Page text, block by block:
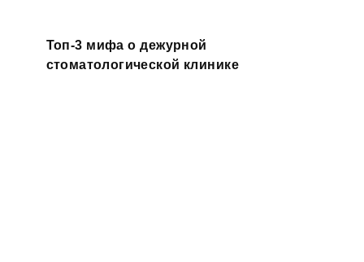
Топ-3 мифа о дежурной
стоматологической клинике